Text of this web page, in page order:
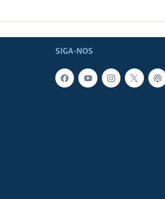
SIGA-NOS